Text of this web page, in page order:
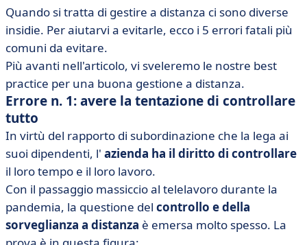
Quando si tratta di gestire a distanza ci sono diverse
insidie. Per aiutarvi a evitarle, ecco i 5 errori fatali più
comuni da evitare.
Più avanti nell'articolo, vi sveleremo le nostre best
practice per una buona gestione a distanza.
Errore n. 1: avere la tentazione di controllare
tutto
In virtù del rapporto di subordinazione che la lega ai
suoi dipendenti, l' azienda ha il diritto di controllare
il loro tempo e il loro lavoro.
Con il passaggio massiccio al telelavoro durante la
pandemia, la questione del controllo e della
sorveglianza a distanza è emersa molto spesso. La